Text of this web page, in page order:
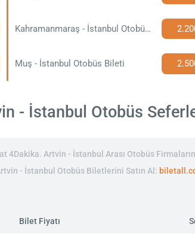
Kahramanmaraş - İstanbul Otobüs Bileti
Muş - İstanbul Otobüs Bileti
- İstanbul Otobüs
Artvin - İstanbul Arası Otobüs
- İstanbul Otobüs Biletlerini Satın Al:
Bilet Fiyatı